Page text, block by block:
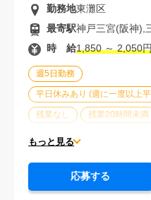
週5日勤務
平日休みあり (週に一度以上
残業なし 残業20時間未満
エルダー(40歳以上)応援
20代活躍中 30代活躍中
もっと見る
勤務地東灘区
最寄駅神戸三宮(阪神),
時 給1,850 ～ 2,050
応募する